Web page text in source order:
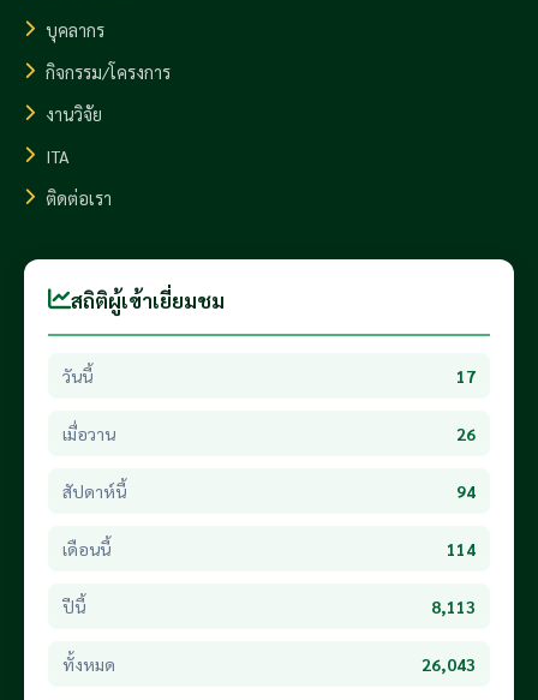
บุคลากร
กิจกรรม/โครงการ
งานวิจัย
ITA
ติดต่อเรา
สถิติผู้เข้าเยี่ยมชม
วันนี้ 17
เมื่อวาน 26
สัปดาห์นี้ 94
เดือนนี้ 114
ปีนี้ 8,113
ทั้งหมด 26,043